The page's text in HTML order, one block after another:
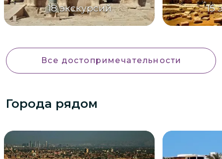
18 экскурсий 15
Все достопримечательности
Города рядом